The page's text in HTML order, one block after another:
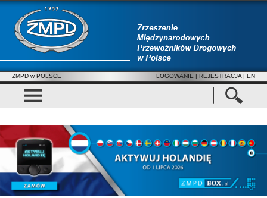
ZMPD w POLSCE LOGOWANIE | REJESTRACJA | EN